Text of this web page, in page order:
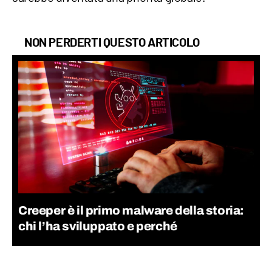
NON PERDERTI QUESTO ARTICOLO
Creeper è il primo malware della storia:
chi l’ha sviluppato e perché